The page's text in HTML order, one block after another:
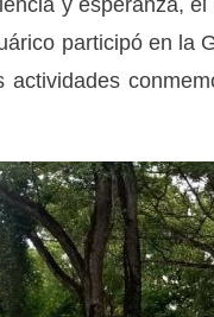
y esperanza,
participó en la